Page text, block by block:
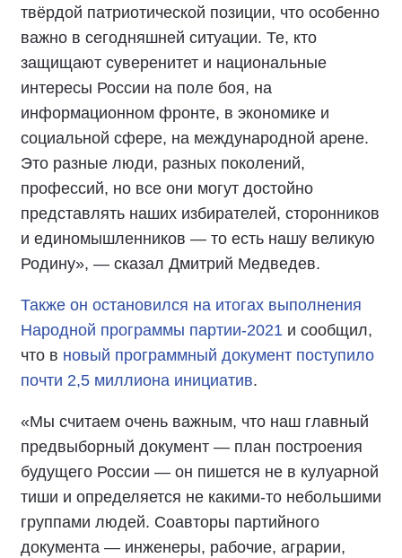
твёрдой патриотической позиции, что особенно
важно в сегодняшней ситуации. Те, кто
защищают суверенитет и национальные
интересы России на поле боя, на
информационном фронте, в экономике и
социальной сфере, на международной арене.
Это разные люди, разных поколений,
профессий, но все они могут достойно
представлять наших избирателей, сторонников
и единомышленников — то есть нашу великую
Родину», — сказал Дмитрий Медведев.
Также он остановился на итогах выполнения
Народной программы партии-2021 и сообщил,
что в новый программный документ поступило
почти 2,5 миллиона инициатив.
«Мы считаем очень важным, что наш главный
предвыборный документ — план построения
будущего России — он пишется не в кулуарной
тиши и определяется не какими-то небольшими
группами людей. Соавторы партийного
документа — инженеры, рабочие, аграрии,